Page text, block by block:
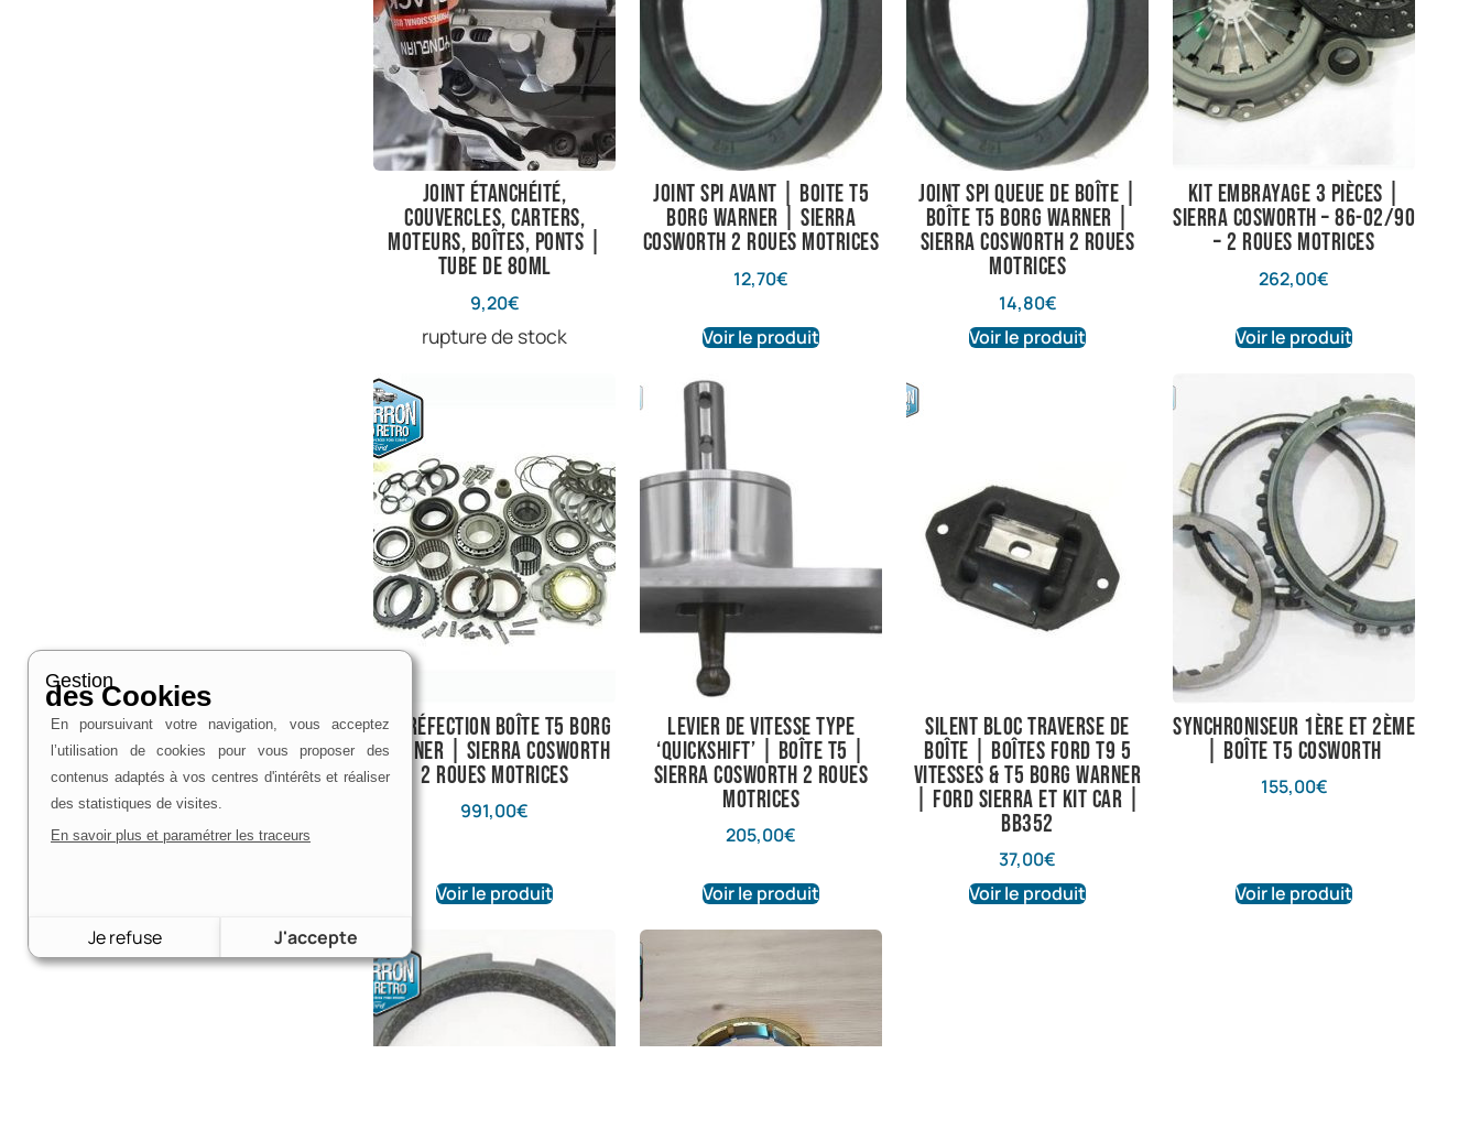
Joint étanchéité,
couvercles, carters,
moteurs, boîtes, ponts |
Tube de 80ml
9,20€
rupture de stock
Joint spi avant | Boite T5
Borg Warner | Sierra
Cosworth 2 roues motrices
12,70€
Voir le produit
Joint spi queue de boîte |
Boîte T5 Borg Warner |
Sierra Cosworth 2 roues
motrices
14,80€
Voir le produit
Kit embrayage 3 pièces |
Sierra Cosworth – 86-02/90
– 2 roues motrices
262,00€
Voir le produit
Kit réfection boîte T5 Borg
Warner | Sierra Cosworth
2 roues motrices
991,00€
Voir le produit
Levier de vitesse type
‘Quickshift’ | Boîte T5 |
Sierra Cosworth 2 roues
motrices
205,00€
Voir le produit
Silent bloc traverse de
boîte | Boîtes Ford T9 5
vitesses & T5 Borg Warner
| Ford Sierra et Kit car |
BB352
37,00€
Voir le produit
Synchroniseur 1ère et 2ème
| Boîte T5 Cosworth
155,00€
Voir le produit
Gestion
des Cookies
En poursuivant votre navigation, vous acceptez
l’utilisation de cookies pour vous proposer des
contenus adaptés à vos centres d'intérêts et réaliser
des statistiques de visites.
En savoir plus et paramétrer les traceurs
Je refuse J'accepte